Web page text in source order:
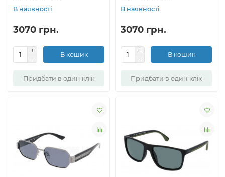
В наявності
3070 грн.
В кошик
Придбати в один клік
В наявності
3070 грн.
В кошик
Придбати в один клік